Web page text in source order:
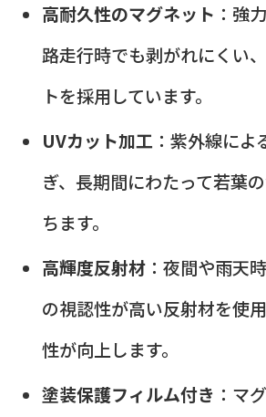
高耐久性のマグネット ：強
路走行時でも剥がれにくい
トを採用しています。
UVカット加工 ：紫外線に
ぎ、長期間にわたって若葉
ちます。
高輝度反射材：夜間や雨天
の視認性が高い反射材を使
性が向上します。
塗装保護フィルム付き ：マ